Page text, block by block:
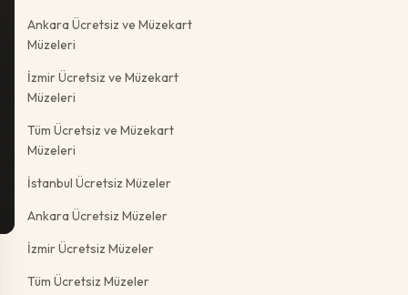
Ankara Ücretsiz ve Müzekart
Müzeleri
İzmir Ücretsiz ve Müzekart
Müzeleri
Tüm Ücretsiz ve Müzekart
Müzeleri
İstanbul Ücretsiz Müzeler
Ankara Ücretsiz Müzeler
İzmir Ücretsiz Müzeler
Tüm Ücretsiz Müzeler